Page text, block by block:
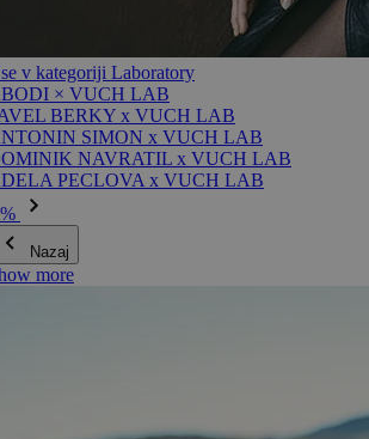
v kategoriji Laboratory
× VUCH LAB
BERKY x VUCH LAB
SIMON x VUCH LAB
NAVRATIL x VUCH LAB
PECLOVA x VUCH LAB
Nazaj
more